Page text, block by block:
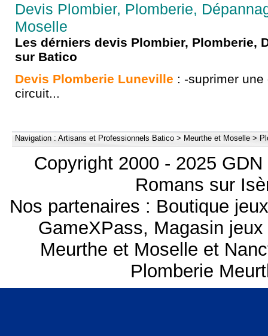
Devis Plombier, Plomberie,
Moselle
Les dérniers devis Plombier, Plomberie,
sur Batico
Devis Plomberie Luneville : -suprimer
circuit...
Navigation : Artisans et Professionnels Batico > Meurthe et Moselle >
Copyright 2000 - 2025
Romans sur
Nos partenaires : Boutique
GameXPass, Magasin
Meurthe et Moselle et
Plomberie